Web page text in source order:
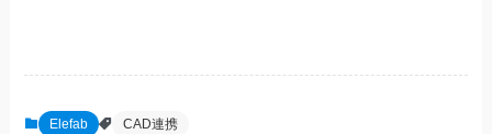
Elefab CAD連携